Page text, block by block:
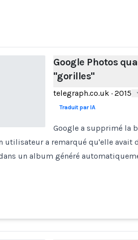
Google Photos
"gorilles"
telegraph.co.uk· 2015
Traduit par IA
Google a supprimé la
utilisateur a remarqué qu'elle avait
un album généré